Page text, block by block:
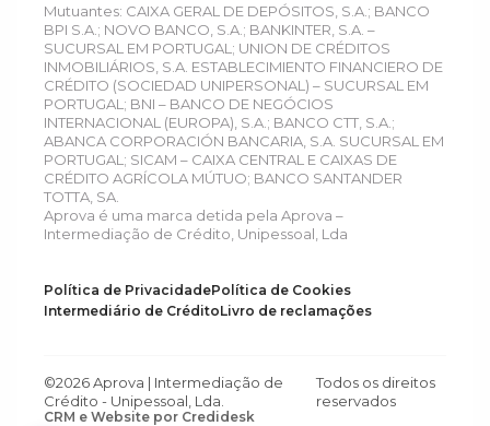
Mutuantes: CAIXA GERAL DE DEPÓSITOS, S.A.; BANCO
BPI S.A.; NOVO BANCO, S.A.; BANKINTER, S.A. –
SUCURSAL EM PORTUGAL; UNION DE CRÉDITOS
INMOBILIÁRIOS, S.A. ESTABLECIMIENTO FINANCIERO DE
CRÉDITO (SOCIEDAD UNIPERSONAL) – SUCURSAL EM
PORTUGAL; BNI – BANCO DE NEGÓCIOS
INTERNACIONAL (EUROPA), S.A.; BANCO CTT, S.A.;
ABANCA CORPORACIÓN BANCARIA, S.A. SUCURSAL EM
PORTUGAL; SICAM – CAIXA CENTRAL E CAIXAS DE
CRÉDITO AGRÍCOLA MÚTUO; BANCO SANTANDER
TOTTA, SA.
Aprova é uma marca detida pela Aprova –
Intermediação de Crédito, Unipessoal, Lda
Política de PrivacidadePolítica de Cookies
Intermediário de CréditoLivro de reclamações
©2026 Aprova | Intermediação de
Crédito - Unipessoal, Lda.
Todos os direitos
reservados
CRM e Website por Credidesk